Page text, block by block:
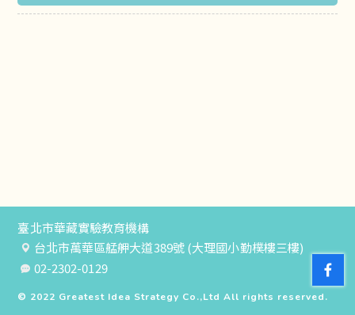
臺北市華藏實驗教育機構
台北市萬華區艋舺大道389號 (大理國小勤樸樓三樓)
02-2302-0129
© 2022 Greatest Idea Strategy Co.,Ltd All rights reserved.